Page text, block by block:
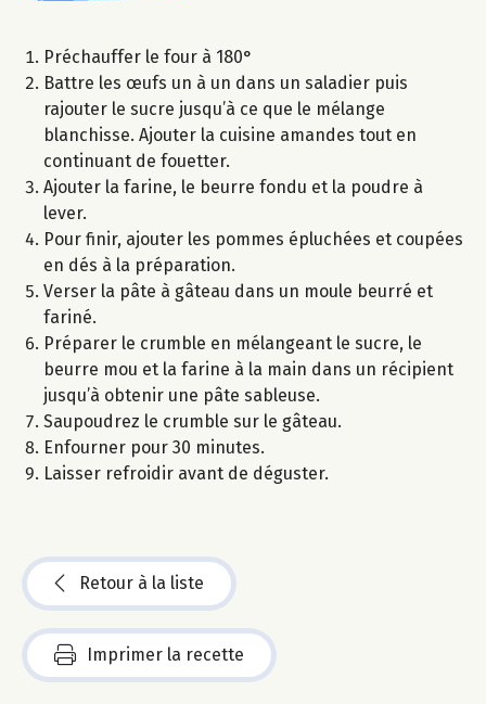
Préchauffer le four à 180°
Battre les œufs un à un dans un saladier puis
rajouter le sucre jusqu’à ce que le mélange
blanchisse. Ajouter la cuisine amandes tout en
continuant de fouetter.
Ajouter la farine, le beurre fondu et la poudre à
lever.
Pour finir, ajouter les pommes épluchées et coupées
en dés à la préparation.
Verser la pâte à gâteau dans un moule beurré et
fariné.
Préparer le crumble en mélangeant le sucre, le
beurre mou et la farine à la main dans un récipient
jusqu’à obtenir une pâte sableuse.
Saupoudrez le crumble sur le gâteau.
Enfourner pour 30 minutes.
Laisser refroidir avant de déguster.
Retour à la liste
Imprimer la recette